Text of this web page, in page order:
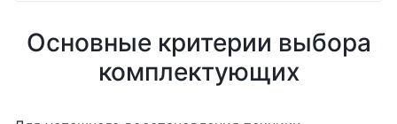
Основные критерии выбора
комплектующих